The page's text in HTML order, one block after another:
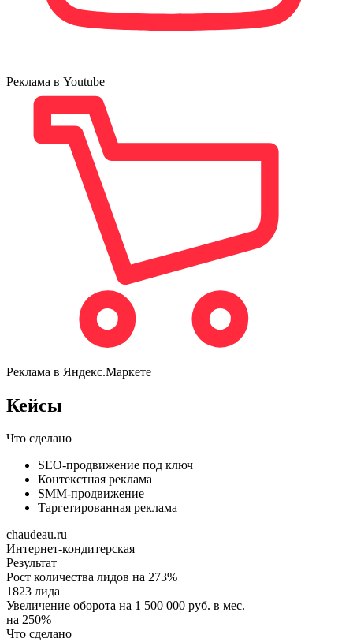
Реклама в Youtube
Реклама в Яндекс.Маркете
Кейсы
Что сделано
SEO-продвижение под ключ
Контекстная реклама
SMM-продвижение
Таргетированная реклама
chaudeau.ru
Интернет-кондитерская
Результат
Рост количества лидов на 273%
1823 лида
Увеличение оборота на 1 500 000 руб. в мес.
на 250%
Что сделано